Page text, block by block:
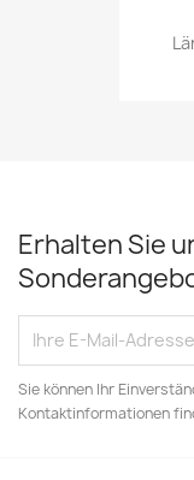
Erhalten Sie
Sie können Ihr
Kontaktinformationen